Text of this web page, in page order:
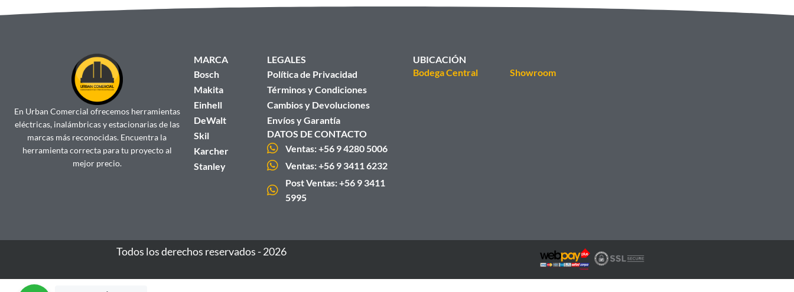
En Urban Comercial ofrecemos herramientas
eléctricas, inalámbricas y estacionarias de las
marcas más reconocidas. Encuentra la
herramienta correcta para tu proyecto al
mejor precio.
MARCA
Bosch
Makita
Einhell
DeWalt
Skil
Karcher
Stanley
LEGALES
Política de Privacidad
Términos y Condiciones
Cambios y Devoluciones
Envíos y Garantía
DATOS DE CONTACTO
Ventas: +56 9 4280 5006
Ventas: +56 9 3411 6232
Post Ventas: +56 9 3411
5995
UBICACIÓN
Bodega Central
Showroom
Todos los derechos reservados - 2026